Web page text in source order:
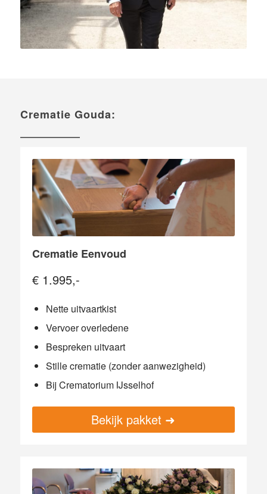
Crematie Gouda:
Crematie Eenvoud
€ 1.995,-
Nette uitvaartkist
Vervoer overledene
Bespreken uitvaart
Stille crematie (zonder aanwezigheid)
Bij Crematorium IJsselhof
Bekijk pakket ➜